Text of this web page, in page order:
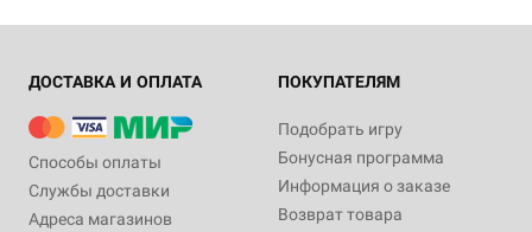
ДОСТАВКА И ОПЛАТА
Способы оплаты
Службы доставки
Адреса магазинов
ПОКУПАТЕЛЯМ
Подобрать игру
Бонусная программа
Информация о заказе
Возврат товара